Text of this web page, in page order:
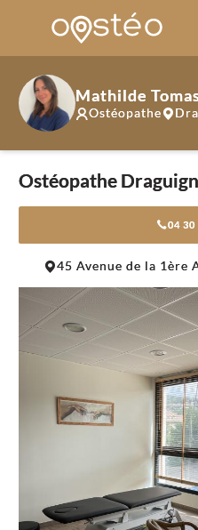
Mathilde
Ostéopathe
Ostéopathe
04 30
+
−
45 Avenue de la 1ère